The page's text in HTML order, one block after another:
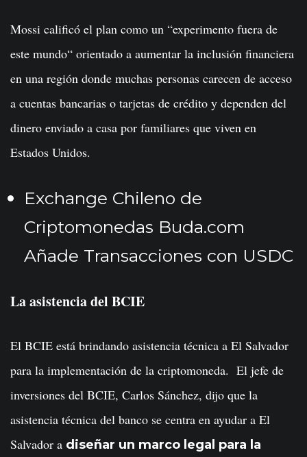
Mossi calificó el plan como un “experimento fuera de
este mundo“ orientado a aumentar la inclusión financiera
en una región donde muchas personas carecen de acceso
a cuentas bancarias o tarjetas de crédito y dependen del
dinero enviado a casa por familiares que viven en
Estados Unidos.
Exchange Chileno de
Criptomonedas Buda.com
Añade Transacciones con USDC
La asistencia del BCIE
El BCIE está brindando asistencia técnica a El Salvador
para la implementación de la criptomoneda. El jefe de
inversiones del BCIE, Carlos Sánchez, dijo que la
asistencia técnica del banco se centra en ayudar a El
Salvador a diseñar un marco legal para la